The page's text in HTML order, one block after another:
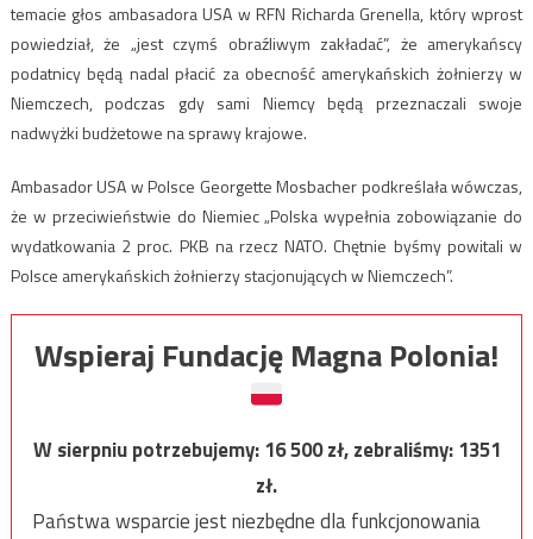
temacie głos ambasadora USA w RFN Richarda Grenella, który wprost
powiedział, że „jest czymś obraźliwym zakładać”, że amerykańscy
podatnicy będą nadal płacić za obecność amerykańskich żołnierzy w
Niemczech, podczas gdy sami Niemcy będą przeznaczali swoje
nadwyżki budżetowe na sprawy krajowe.
Ambasador USA w Polsce Georgette Mosbacher podkreślała wówczas,
że w przeciwieństwie do Niemiec „Polska wypełnia zobowiązanie do
wydatkowania 2 proc. PKB na rzecz NATO. Chętnie byśmy powitali w
Polsce amerykańskich żołnierzy stacjonujących w Niemczech”.
Wspieraj Fundację Magna Polonia!
W sierpniu potrzebujemy:16 500zł, zebraliśmy:1351
zł.
Państwa wsparcie jest niezbędne dla funkcjonowania